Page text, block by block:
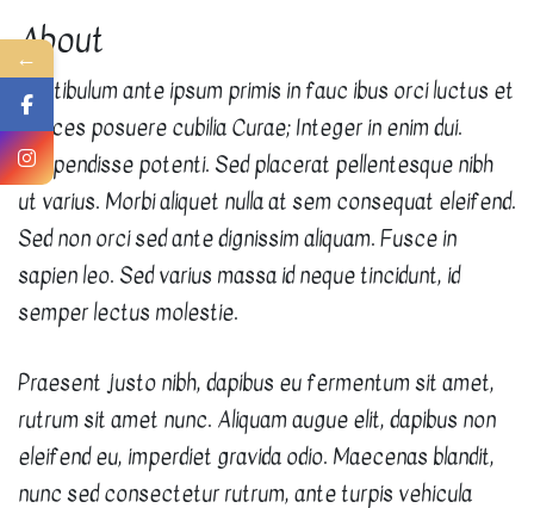
About
Vestibulum ante ipsum primis in fauc ibus orci luctus et
ultrices posuere cubilia Curae; Integer in enim dui.
Suspendisse potenti. Sed placerat pellentesque nibh
ut varius. Morbi aliquet nulla at sem consequat eleifend.
Sed non orci sed ante dignissim aliquam. Fusce in
sapien leo. Sed varius massa id neque tincidunt, id
semper lectus molestie.
Praesent justo nibh, dapibus eu fermentum sit amet,
rutrum sit amet nunc. Aliquam augue elit, dapibus non
eleifend eu, imperdiet gravida odio. Maecenas blandit,
nunc sed consectetur rutrum, ante turpis vehicula
←